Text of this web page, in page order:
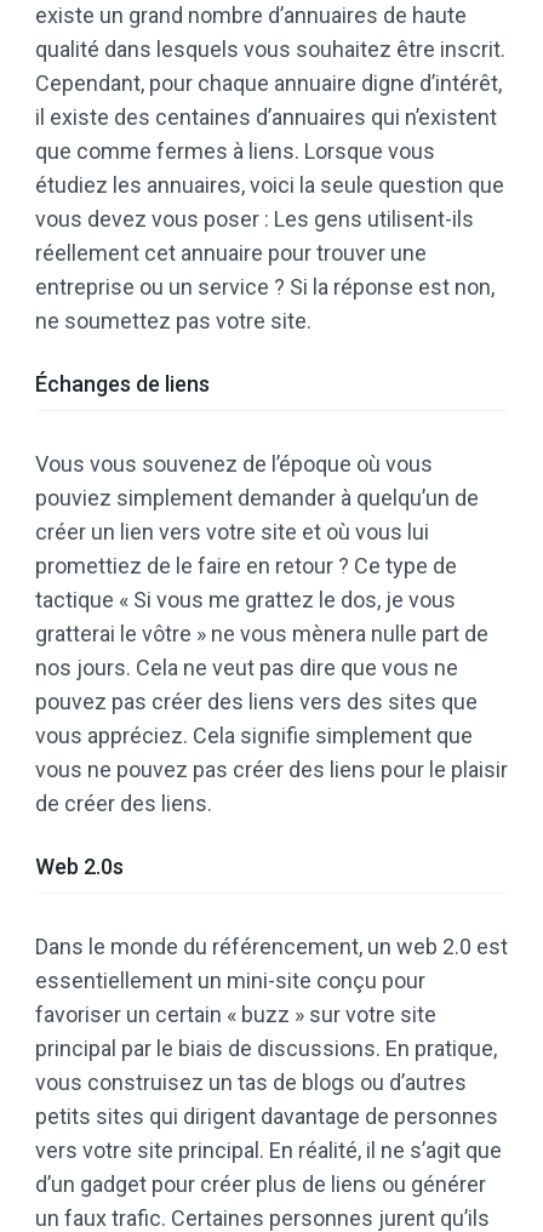
existe un grand nombre d’annuaires de haute
qualité dans lesquels vous souhaitez être inscrit.
Cependant, pour chaque annuaire digne d’intérêt,
il existe des centaines d’annuaires qui n’existent
que comme fermes à liens. Lorsque vous
étudiez les annuaires, voici la seule question que
vous devez vous poser : Les gens utilisent-ils
réellement cet annuaire pour trouver une
entreprise ou un service ? Si la réponse est non,
ne soumettez pas votre site.
Échanges de liens
Vous vous souvenez de l’époque où vous
pouviez simplement demander à quelqu’un de
créer un lien vers votre site et où vous lui
promettiez de le faire en retour ? Ce type de
tactique « Si vous me grattez le dos, je vous
gratterai le vôtre » ne vous mènera nulle part de
nos jours. Cela ne veut pas dire que vous ne
pouvez pas créer des liens vers des sites que
vous appréciez. Cela signifie simplement que
vous ne pouvez pas créer des liens pour le plaisir
de créer des liens.
Web 2.0s
Dans le monde du référencement, un web 2.0 est
essentiellement un mini-site conçu pour
favoriser un certain « buzz » sur votre site
principal par le biais de discussions. En pratique,
vous construisez un tas de blogs ou d’autres
petits sites qui dirigent davantage de personnes
vers votre site principal. En réalité, il ne s’agit que
d’un gadget pour créer plus de liens ou générer
un faux trafic. Certaines personnes jurent qu’ils